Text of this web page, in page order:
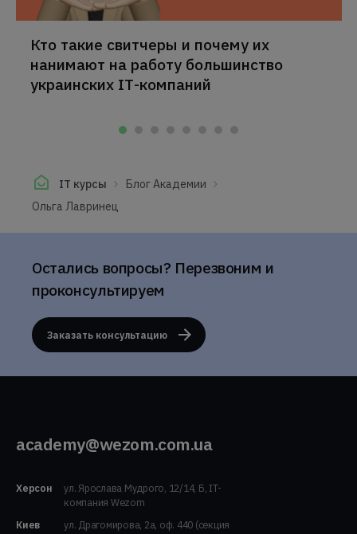
Кто такие свитчеры и почему их
нанимают на работу большинство
украинских ІТ-компаний
IT курсы
Блог Академии
Ольга Лавринец
Остались вопросы? Перезвоним и
проконсультируем
Заказать консультацию
academy@wezom.com.ua
Херсон
ул. Ярослава Мудрого, 12/14, Б, IT-
компания Wezom
Киев
ул. Драгомирова, 2а, оф. 440 (секция